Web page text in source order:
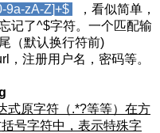
9a-zA-Z]+$
，看似简单，
记了^$字符。一个匹配输
（默认换行符前)
，注册用户名，密码等。
式原字符（.*?等等）在方
号字符中，表示特殊字